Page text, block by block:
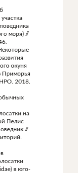
моря) //
окуня
Приморья
2018.
на
Пелис
//
в юго-